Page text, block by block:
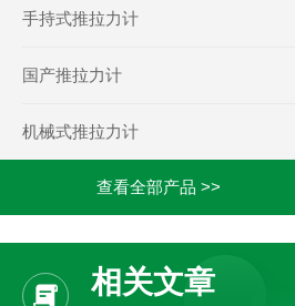
手持式推拉力计
国产推拉力计
机械式推拉力计
查看全部产品 >>
相关文章